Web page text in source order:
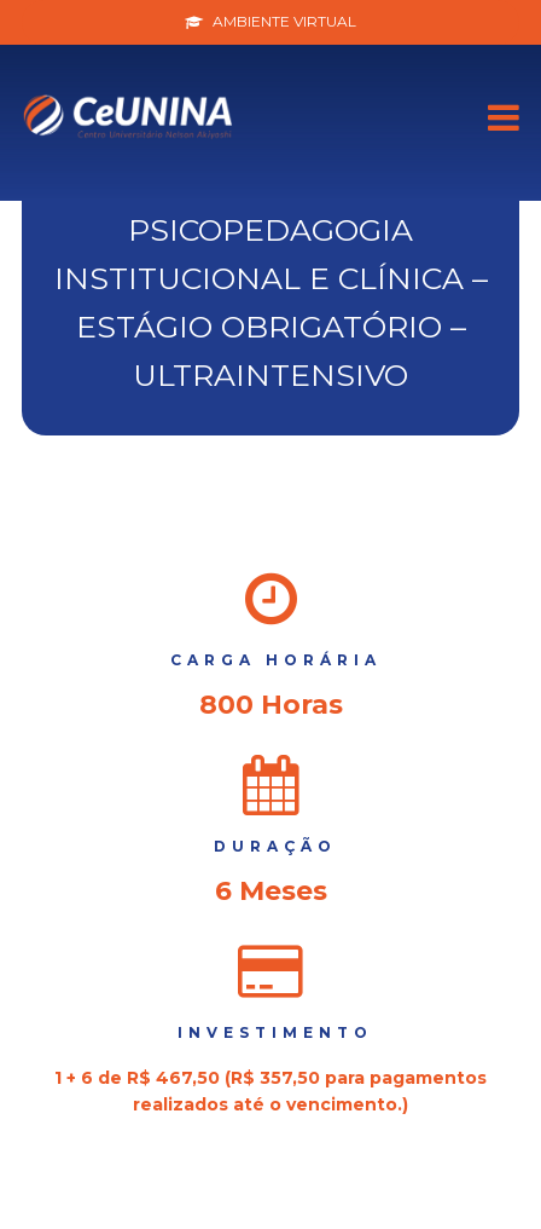
AMBIENTE VIRTUAL
PSICOPEDAGOGIA
INSTITUCIONAL E CLÍNICA –
ESTÁGIO OBRIGATÓRIO –
ULTRAINTENSIVO
CARGA HORÁRIA
800 Horas
DURAÇÃO
6 Meses
INVESTIMENTO
1 + 6 de R$ 467,50 (R$ 357,50 para pagamentos
realizados até o vencimento.)